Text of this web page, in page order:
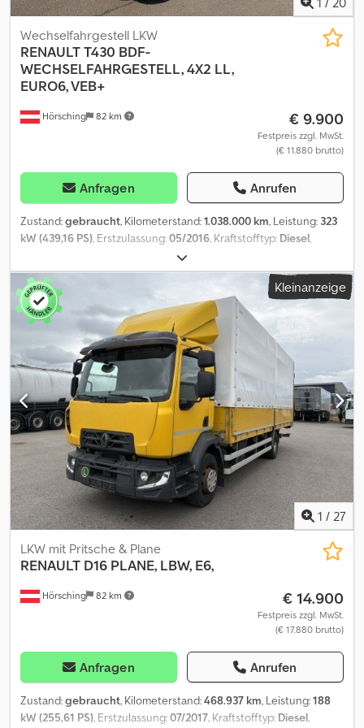
Hörsching 82 km
Wechselfahrgestell LKW
RENAULTT430 BDF-
WECHSELFAHRGESTELL, 4X2 LL,
EURO6, VEB+
€ 9.900
Festpreis zzgl. MwSt.
(€ 11.880 brutto)
Anfragen Anrufen
Zustand:gebraucht, Kilometerstand:1.038.000 km, Leistung: 323
kW (439,16 PS), Erstzulassung:05/2016, Kraftstofftyp: Diesel,
, Gesamtgewicht:
315/70 R22,5, Achsen-Konfiguration:3 Achsen, Radstand:5.600
mm, Bremsen:
, Getriebetyp:
Automatisch
, Emissionsklasse:Euro6, Federung: Luft , Anzahl der
Sitzplätze:
, Vorderreifengröße:315/70 R22,5
, Hinterreifengröße:
315/70 R22,5, Anzahl der Betten:1, Ausstattung:
ABS,
Bordcomputer, Differentialsperre, Klimaanlage, LKW-
Zulassung, Standheizung, Tempomat, Zentralverriegelung, |
Renault T430 BDF, VEB+ | Klima, Tempomat, Standheizung |
Spurhalteassistent, Abstandstempomat, | el. Fenster, el. Spiegel
beheizbar | Radio/CD, Teilledersitze, Leder-Multifunktionslenkrad,
| Feuerlöscher, | Reserveradhalter | Radstand: 5600mm | Reifen:
315/70R22,5 | Irrtum, Eingabefehler und Vorverkauf vorbehalten.
Credpfxjzpx Uvs Anqjf
Kleinanzeige
1 / 27
Hörsching 82 km
LKW mit Pritsche & Plane
RENAULT D16 PLANE, LBW, E6,
€ 14.900
Festpreis zzgl. MwSt.
(€ 17.880 brutto)
Anfragen Anrufen
Zustand:gebraucht, Kilometerstand:468.937 km, Leistung:188
kW (255,61 PS), Erstzulassung:07/2017, Kraftstofftyp: Diesel,